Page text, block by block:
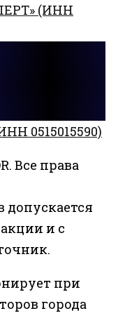
(ИНН
0515015590)
Все права
допускается
и с
при
города